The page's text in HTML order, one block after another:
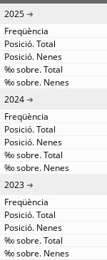
2025
2024
2023